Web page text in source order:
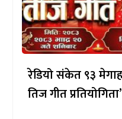
रेडियो संकेत ९३
तिज गीत